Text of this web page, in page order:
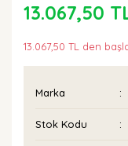
13.067,50
13.067,50 TL den
Marka
Stok Kodu